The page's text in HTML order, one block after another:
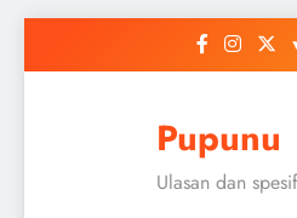
Pupunu
Ulasan dan